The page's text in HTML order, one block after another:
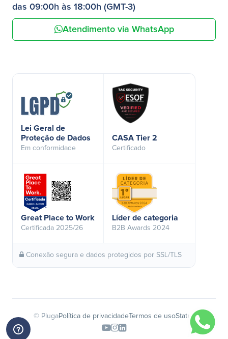
das 09:00h às 18:00h (GMT-3)
Atendimento via WhatsApp
Lei Geral de
Proteção de Dados
Em conformidade
CASA Tier 2
Certificado
Great Place to Work
Certificada 2025/26
Líder de categoria
B2B Awards 2024
Conexão segura e dados protegidos por SSL/TLS
© PlugaPolítica de privacidadeTermos de usoStatus